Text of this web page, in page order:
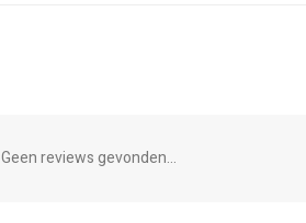
Geen reviews gevonden...